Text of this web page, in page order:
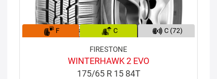
F C C (72)
FIRESTONE
WINTERHAWK 2 EVO
175/65 R 15 84T